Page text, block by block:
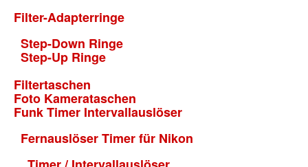
Filter-Adapterringe
Step-Down Ringe
Step-Up Ringe
Filtertaschen
Foto Kamerataschen
Funk Timer Intervallauslöser
Fernauslöser Timer für Nikon